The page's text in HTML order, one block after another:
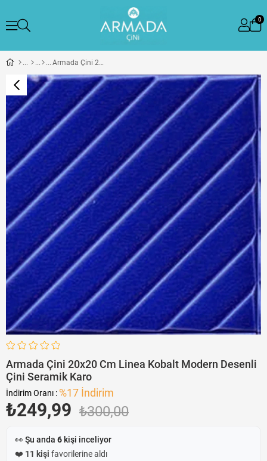
0
Armada Çini 20x20 Cm Linea Kobalt Modern Desenli Çini Seramik Karo
Armada Çini 20x20 Cm Linea Kobalt Modern Desenli
Çini Seramik Karo
İndirim Oranı : %17 İndirim
₺300,00
₺249,99
👀 Şu anda 6 kişi inceliyor
❤️ 11 kişi favorilerine aldı